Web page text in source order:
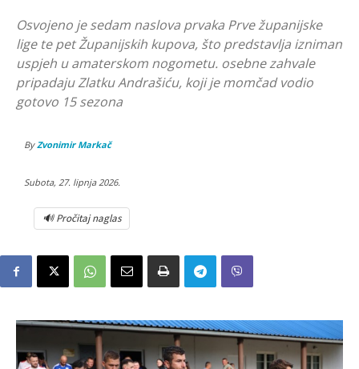
Osvojeno je sedam naslova prvaka Prve županijske
lige te pet Županijskih kupova, što predstavlja izniman
uspjeh u amaterskom nogometu. osebne zahvale
pripadaju Zlatku Andrašiću, koji je momčad vodio
gotovo 15 sezona
By Zvonimir Markač
Subota, 27. lipnja 2026.
🔊 Pročitaj naglas